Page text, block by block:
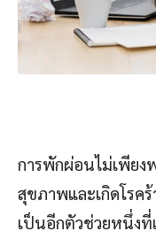
การพักผ่อนไม่เพียง
สุขภาพและเกิดโรค
เป็นอีกตัวช่วยหนึ่ง